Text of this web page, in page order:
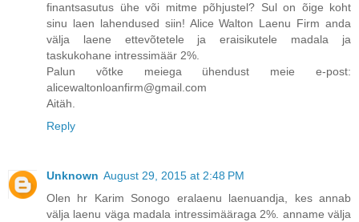
finantsasutus ühe või mitme põhjustel? Sul on õige koht
sinu laen lahendused siin! Alice Walton Laenu Firm anda
välja laene ettevõtetele ja eraisikutele madala ja
taskukohane intressimäär 2%.
Palun võtke meiega ühendust meie e-post:
alicewaltonloanfirm@gmail.com
Aitäh.
Reply
Unknown August 29, 2015 at 2:48 PM
Olen hr Karim Sonogo eralaenu laenuandja, kes annab
välja laenu väga madala intressimääraga 2%. anname välja